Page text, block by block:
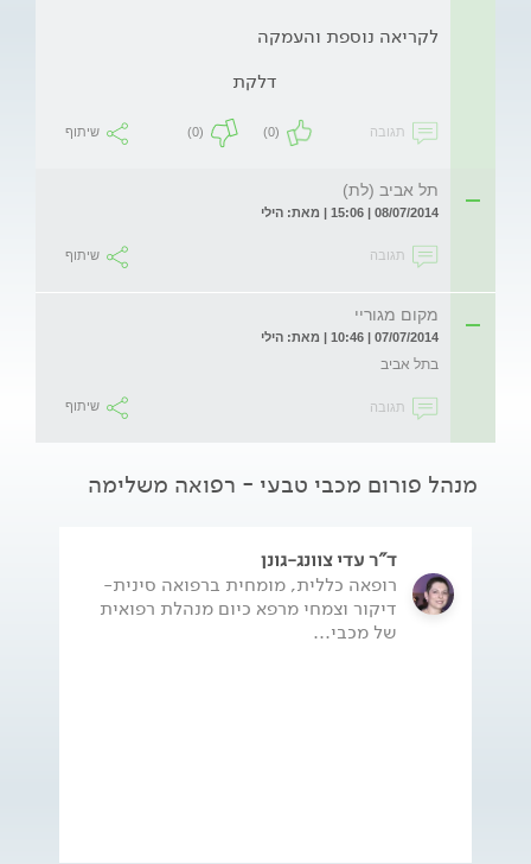
לקריאה נוספת והעמקה
דלקת
תגובה (0)
(0) שיתוף
תל אביב (לת)
08/07/2014 | 15:06 | מאת: הילי
תגובה שיתוף
מקום מגוריי
07/07/2014 | 10:46 | מאת: הילי
בתל אביב
תגובה שיתוף
מנהל פורום מכבי טבעי - רפואה משלימה
ד"ר עדי צוונג-גונן
רופאה כללית, מומחית ברפואה סינית-
דיקור וצמחי מרפא כיום מנהלת רפואית
של מכבי...